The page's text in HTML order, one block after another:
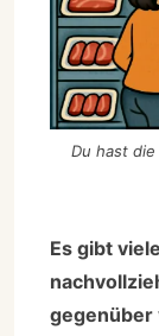
Du hast
Es gibt
gegenüber